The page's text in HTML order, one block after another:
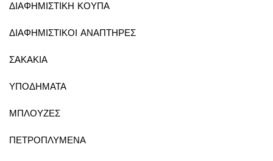
ΔΙΑΦΗΜΙΣΤΙΚΗ ΚΟΥΠΑ
ΔΙΑΦΗΜΙΣΤΙΚΟΙ ΑΝΑΠΤΗΡΕΣ
ΣΑΚΑΚΙΑ
ΥΠΟΔΗΜΑΤΑ
ΜΠΛΟΥΖΕΣ
ΠΕΤΡΟΠΛΥΜΕΝΑ